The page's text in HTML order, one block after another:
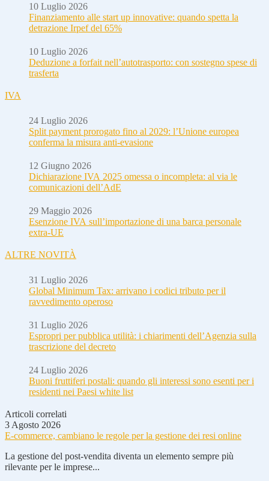
10 Luglio 2026
Finanziamento alle start up innovative: quando spetta la
detrazione Irpef del 65%
10 Luglio 2026
Deduzione a forfait nell’autotrasporto: con sostegno spese di
trasferta
IVA
24 Luglio 2026
Split payment prorogato fino al 2029: l’Unione europea
conferma la misura anti-evasione
12 Giugno 2026
Dichiarazione IVA 2025 omessa o incompleta: al via le
comunicazioni dell’AdE
29 Maggio 2026
Esenzione IVA sull’importazione di una barca personale
extra-UE
ALTRE NOVITÀ
31 Luglio 2026
Global Minimum Tax: arrivano i codici tributo per il
ravvedimento operoso
31 Luglio 2026
Espropri per pubblica utilità: i chiarimenti dell’Agenzia sulla
trascrizione del decreto
24 Luglio 2026
Buoni fruttiferi postali: quando gli interessi sono esenti per i
residenti nei Paesi white list
Articoli correlati
3 Agosto 2026
E-commerce, cambiano le regole per la gestione dei resi online
La gestione del post-vendita diventa un elemento sempre più
rilevante per le imprese...